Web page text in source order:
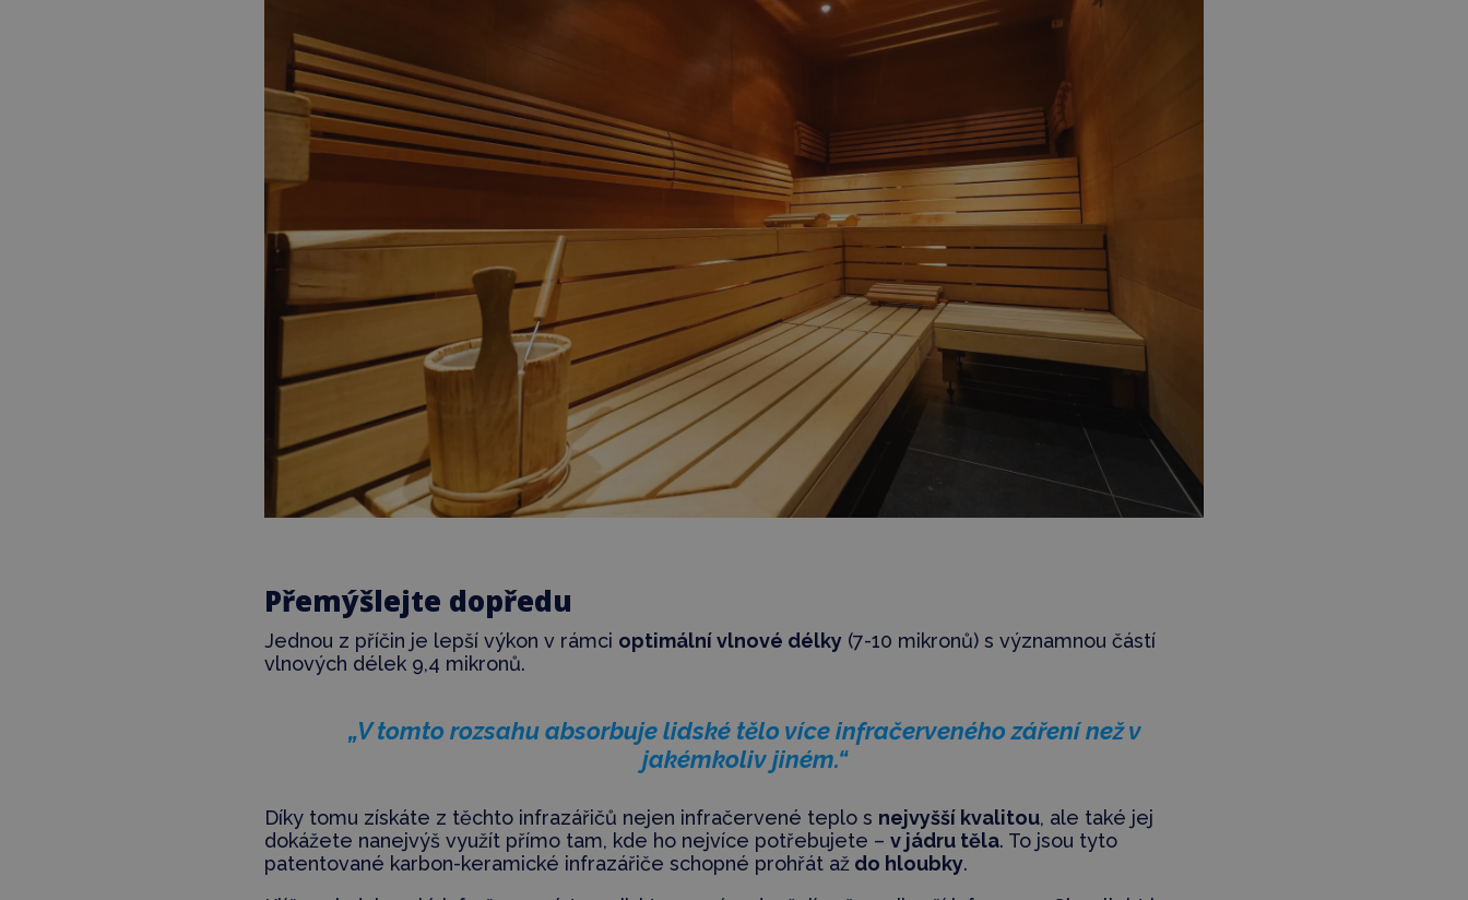
Přemýšlejte dopředu
Jednou z příčin je lepší výkon v rámci optimální vlnové délky(7-10 mikronů) s významnou částí
vlnových délek 9,4 mikronů.
„V tomto rozsahu absorbuje lidské tělo více infračerveného záření než v
jakémkoliv jiném.“
Díky tomu získáte z těchto infrazářičů nejen infračervené teplo s nejvyšší kvalitou, ale také jej
dokážete nanejvýš využít přímo tam, kde ho nejvíce potřebujete – v jádru těla. To jsou tyto
patentované karbon-keramické infrazářiče schopné prohřát aždo hloubky.